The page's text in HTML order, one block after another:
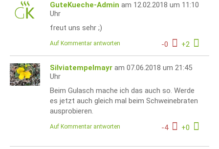
GuteKueche-Admin am 12.02.2018 um 11:10
Uhr
freut uns sehr ;)
-0 +2
Auf Kommentar antworten
Silviatempelmayr am 07.06.2018 um 21:45
Uhr
Beim Gulasch mache ich das auch so. Werde
es jetzt auch gleich mal beim Schweinebraten
ausprobieren.
-4 +0
Auf Kommentar antworten